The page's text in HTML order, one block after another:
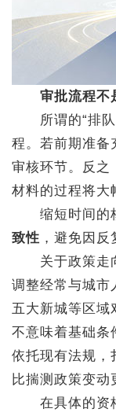
审批流程不
所谓的“排队”
程。若前期准备
审核环节。反之
材料的过程将大
缩短时间的核
致性 ，避免因反
关于政策走向
调整经常与城市
五大新城等区域
不意味着基础条
依托现有法规，
比揣测政策变动
在具体的资格